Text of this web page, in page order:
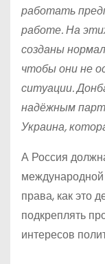
работать
работе. На
созданы
чтобы они не
ситуации.
надёжным
Украина,
А Россия
права, как это
подкреплять
интересов